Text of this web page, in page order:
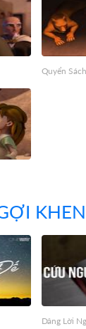
Quyển
KHEN
Dâng Lời